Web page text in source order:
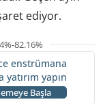
ediyor.
82.16%
enstrümana
yatırım yapın
Başla